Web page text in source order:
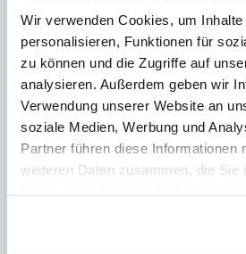
Wir verwenden Cookies, um
personalisieren, Funktionen für
zu können und die Zugriffe auf
analysieren. Außerdem geben wir
Verwendung unserer Website an
soziale Medien, Werbung und
Partner führen diese Informationen
weiteren Daten zusammen, die Sie
22. júna 2026 Novinky
2 Min. Reading Time
SZČO a
systém už prepisuje
Dňa 2. júna 2026 bola
v systéme mikroodvodov